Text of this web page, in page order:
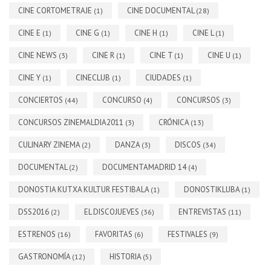
CINE CORTOMETRAJE (1) CINE DOCUMENTAL(28)
CINE E (1) CINE G (1) CINE H (1) CINE L(1)
CINE NEWS (3) CINE R (1) CINE T (1) CINE U (1)
CINE Y (1) CINECLUB (1) CIUDADES (1)
CONCIERTOS (44) CONCURSO (4) CONCURSOS (3)
CONCURSOS ZINEMALDIA2011 (3) CRÓNICA (13)
CULINARY ZINEMA (2) DANZA (3) DISCOS (34)
DOCUMENTAL(2) DOCUMENTAMADRID 14 (4)
DONOSTIA KUTXA KULTUR FESTIBALA (1) DONOSTIKLUBA (1)
DSS2016 (2) EL DISCOJUEVES (36) ENTREVISTAS (11)
ESTRENOS (16) FAVORITAS (6) FESTIVALES (9)
GASTRONOMÍA (12) HISTORIA (5)